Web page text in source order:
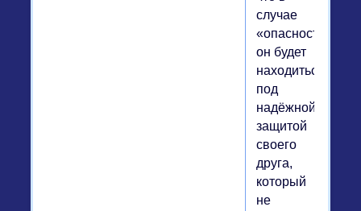
случае
«опасности»
он будет
находиться
под
надёжной
защитой
своего
друга,
который
не